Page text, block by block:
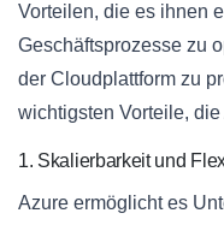
Vorteilen, die es ihnen
Geschäftsprozesse zu
der Cloudplattform zu
wichtigsten Vorteile, die
1. Skalierbarkeit und
Azure ermöglicht es